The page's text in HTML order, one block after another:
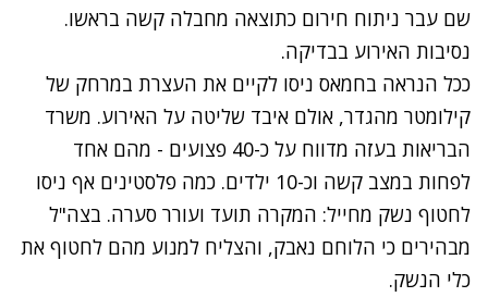
שם עבר ניתוח חירום כתוצאה מחבלה קשה בראשו.
נסיבות האירוע בבדיקה.
ככל הנראה בחמאס ניסו לקיים את העצרת במרחק של
קילומטר מהגדר, אולם איבד שליטה על האירוע. משרד
הבריאות בעזה מדווח על כ-40 פצועים - מהם אחד
לפחות במצב קשה וכ-10 ילדים. כמה פלסטינים אף ניסו
לחטוף נשק מחייל: המקרה תועד ועורר סערה. בצה"ל
מבהירים כי הלוחם נאבק, והצליח למנוע מהם לחטוף את
כלי הנשק.